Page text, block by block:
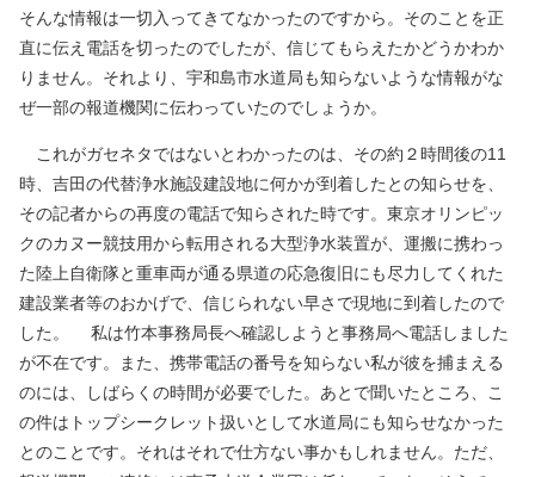
そんな情報は一切入ってきてなかったのですから。そのことを正
直に伝え電話を切ったのでしたが、信じてもらえたかどうかわか
りません。それより、宇和島市水道局も知らないような情報がな
ぜ一部の報道機関に伝わっていたのでしょうか。
これがガセネタではないとわかったのは、その約２時間後の11
時、吉田の代替浄水施設建設地に何かが到着したとの知らせを、
その記者からの再度の電話で知らされた時です。東京オリンピッ
クのカヌー競技用から転用される大型浄水装置が、運搬に携わっ
た陸上自衛隊と重車両が通る県道の応急復旧にも尽力してくれた
建設業者等のおかげで、信じられない早さで現地に到着したので
した。 私は竹本事務局長へ確認しようと事務局へ電話しました
が不在です。また、携帯電話の番号を知らない私が彼を捕まえる
のには、しばらくの時間が必要でした。あとで聞いたところ、こ
の件はトップシークレット扱いとして水道局にも知らせなかった
とのことです。それはそれで仕方ない事かもしれません。ただ、